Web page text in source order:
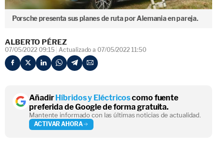
Porsche presenta sus planes de ruta por Alemania en pareja.
ALBERTO PÉREZ
07/05/2022 09:15 Actualizado a 07/05/2022 11:50
AñadirHíbridos y Eléctricoscomo fuente
preferida de Google de forma gratuita.
Mantente informado con las últimas noticias de actualidad.
ACTIVAR AHORA